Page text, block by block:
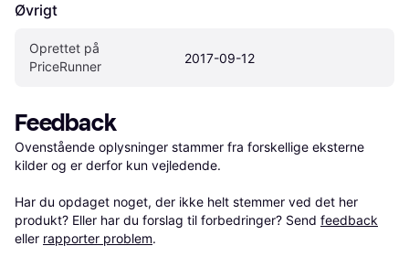
Øvrigt
Oprettet på
PriceRunner
2017-09-12
Feedback
Ovenstående oplysninger stammer fra forskellige eksterne
kilder og er derfor kun vejledende.
Har du opdaget noget, der ikke helt stemmer ved det her
produkt? Eller har du forslag til forbedringer? Send feedback
eller rapporter problem.